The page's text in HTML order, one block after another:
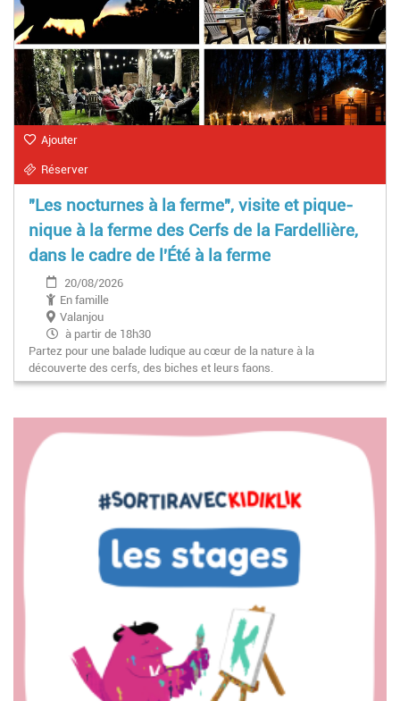
Ajouter
Réserver
"Les nocturnes à la ferme", visite et pique-
nique à la ferme des Cerfs de la Fardellière,
dans le cadre de l'Été à la ferme
20/08/2026
En famille
Valanjou
à partir de 18h30
Partez pour une balade ludique au cœur de la nature à la
découverte des cerfs, des biches et leurs faons.